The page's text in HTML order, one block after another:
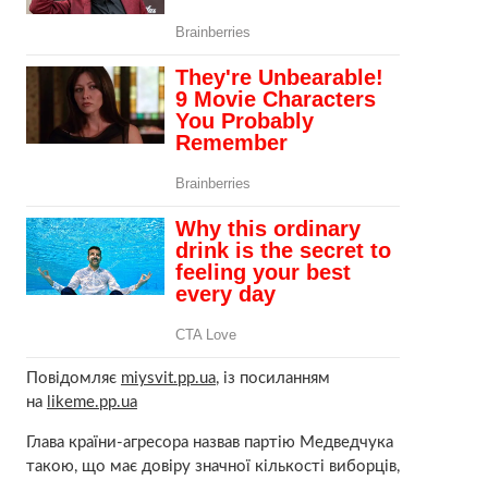
Повідомляє miysvit.pp.ua, із посиланням
на likeme.pp.ua
Глава країни-агресора назвав партію Медведчука
такою, що має довіру значної кількості виборців,